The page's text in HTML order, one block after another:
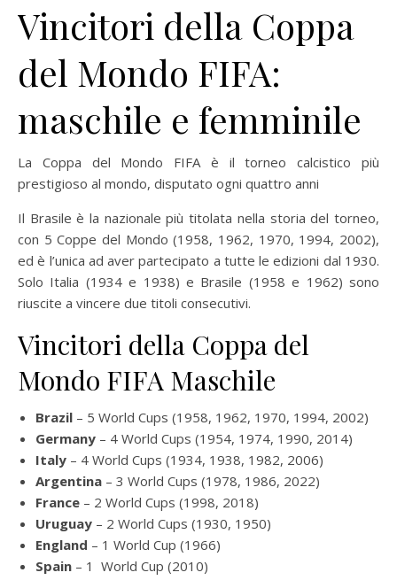
Vincitori della Coppa
del Mondo FIFA:
maschile e femminile
La Coppa del Mondo FIFA è il torneo calcistico più
prestigioso al mondo, disputato ogni quattro anni
Il Brasile è la nazionale più titolata nella storia del torneo,
con 5 Coppe del Mondo (1958, 1962, 1970, 1994, 2002),
ed è l’unica ad aver partecipato a tutte le edizioni dal 1930.
Solo Italia (1934 e 1938) e Brasile (1958 e 1962) sono
riuscite a vincere due titoli consecutivi.
Vincitori della Coppa del
Mondo FIFA Maschile
Brazil – 5 World Cups (1958, 1962, 1970, 1994, 2002)
Germany – 4 World Cups (1954, 1974, 1990, 2014)
Italy – 4 World Cups (1934, 1938, 1982, 2006)
Argentina – 3 World Cups (1978, 1986, 2022)
France – 2 World Cups (1998, 2018)
Uruguay – 2 World Cups (1930, 1950)
England – 1 World Cup (1966)
Spain – 1 World Cup (2010)